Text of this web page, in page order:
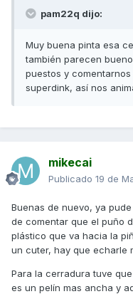
pam22q dijo:
Muy buena pinta esa
también parecen
puestos y
superdink, así nos
mikecai
Publicado 19 de
Buenas de nuevo, ya
de comentar que el puño
plástico que va hacia la
un cuter, hay que echarle
Para la cerradura tuve
es un pelín mas ancha y